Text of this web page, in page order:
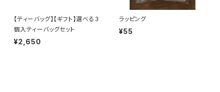
【ティーバッグ】【ギフト】選べる3
個入ティーバッグセット
¥2,650
ラッピング
¥55